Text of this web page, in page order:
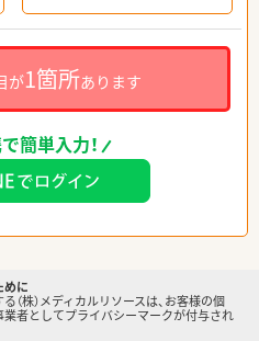
が1箇所あります
簡単入力！
めに
（株）メディカルリソースは、お客様の個
者としてプライバシーマークが付与され